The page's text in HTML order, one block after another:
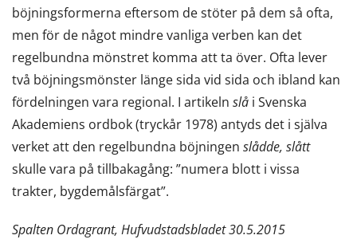
böjningsformerna eftersom de stöter på dem så ofta,
men för de något mindre vanliga verben kan det
regelbundna mönstret komma att ta över. Ofta lever
två böjningsmönster länge sida vid sida och ibland kan
fördelningen vara regional. I artikeln slå i Svenska
Akademiens ordbok (tryckår 1978) antyds det i själva
verket att den regelbundna böjningen slådde, slått
skulle vara på tillbakagång: ”numera blott i vissa
trakter, bygdemålsfärgat”.
Spalten Ordagrant, Hufvudstadsbladet 30.5.2015